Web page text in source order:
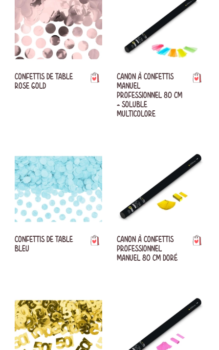
CONFETTIS DE TABLE
ROSE GOLD
CANON À CONFETTIS
MANUEL
PROFESSIONNEL 80 CM
- SOLUBLE
MULTICOLORE
CONFETTIS DE TABLE
BLEU
CANON À CONFETTIS
PROFESSIONNEL
MANUEL 80 CM DORÉ